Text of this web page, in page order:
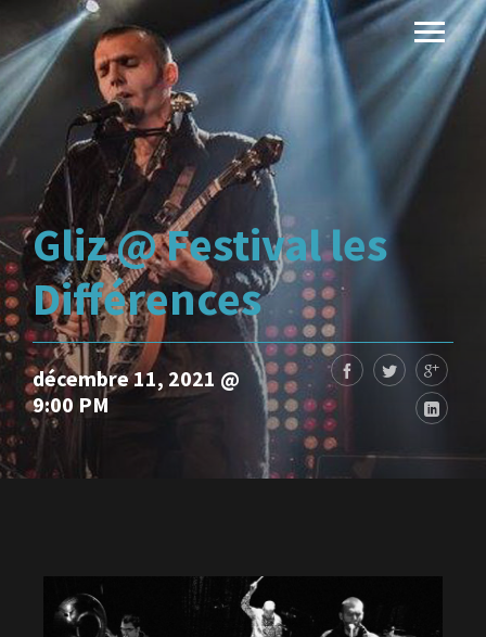
Gliz @ Festival les
Différences
décembre 11, 2021 @
9:00 PM